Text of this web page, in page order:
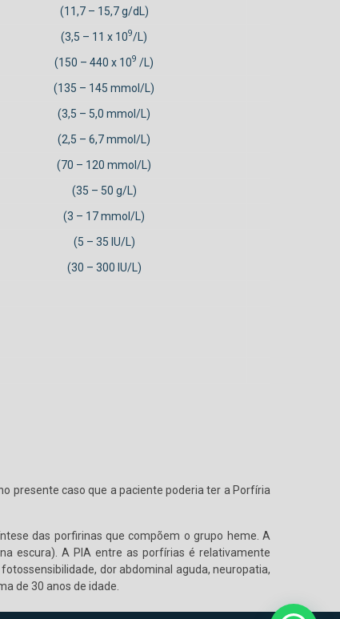
(11,7 – 15,7 g/dL)
(3,5 – 11 x 109/L)
(150 – 440 x 109 /L)
(135 – 145 mmol/L)
(3,5 – 5,0 mmol/L)
(2,5 – 6,7 mmol/L)
(70 – 120 mmol/L)
(35 – 50 g/L)
(3 – 17 mmol/L)
(5 – 35 IU/L)
(30 – 300 IU/L)
presente caso que a paciente poderia ter a Porfíria
das porfirinas que compõem o grupo heme. A
escura). A PIA entre as porfírias é relativamente
dor abdominal aguda, neuropatia,
de 30 anos de idade.